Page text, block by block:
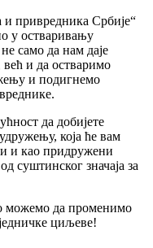
привредника Србије“
у остваривању
само да нам даје
и да остваримо
и подигнемо
да добијете
која ће вам
и као придружени
суштинског значаја за
можемо да променимо
циљеве!